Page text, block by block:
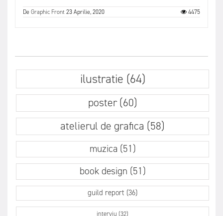
DeGraphic Front23 Aprilie, 2020 4475
ilustratie (64)
poster (60)
atelierul de grafica (58)
muzica (51)
book design (51)
guild report (36)
interviu (32)